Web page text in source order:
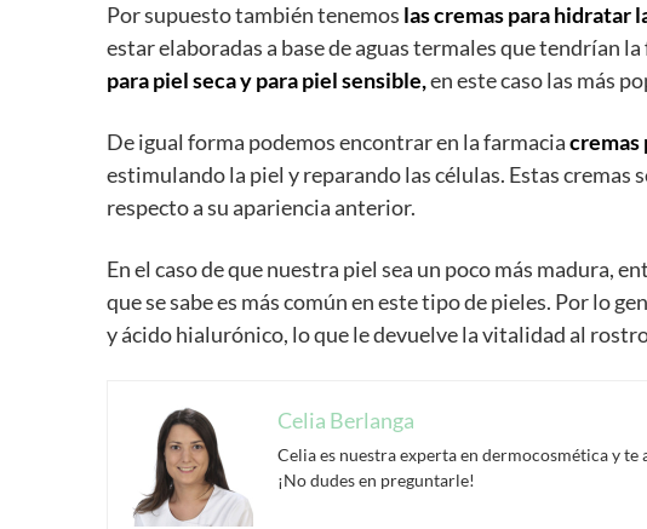
Por supuesto también tenemos las cremas para hidratar
estar elaboradas a base de aguas termales que tendrían
para piel seca y para piel sensible,en este caso las más
De igual forma podemos encontrar en la farmaciacremas
estimulando la piel y reparando las células. Estas cremas
respecto a su apariencia anterior.
En el caso de que nuestra piel sea un poco más madura,
que se sabe es más común en este tipo de pieles. Por lo
y ácido hialurónico, lo que le devuelve la vitalidad al
Celia Berlanga
Celia es nuestra experta en dermocosmética y
¡No dudes en preguntarle!